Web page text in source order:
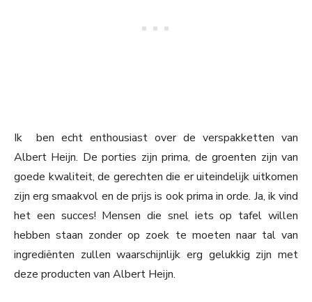
Ik ben echt enthousiast over de verspakketten van
Albert Heijn. De porties zijn prima, de groenten zijn van
goede kwaliteit, de gerechten die er uiteindelijk uitkomen
zijn erg smaakvol en de prijs is ook prima in orde. Ja, ik vind
het een succes! Mensen die snel iets op tafel willen
hebben staan zonder op zoek te moeten naar tal van
ingrediënten zullen waarschijnlijk erg gelukkig zijn met
deze producten van Albert Heijn.